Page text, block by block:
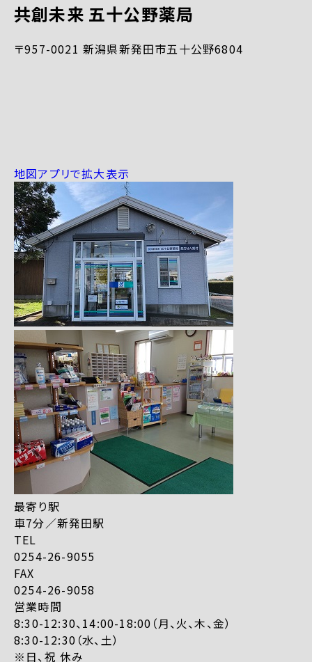
共創未来 五十公野薬局
〒957-0021 新潟県新発田市五十公野6804
地図アプリで拡大表示
最寄り駅
車7分／新発田駅
TEL
0254-26-9055
FAX
0254-26-9058
営業時間
8:30-12:30、14:00-18:00（月、火、木、金）
8:30-12:30（水、土）
※日、祝 休み